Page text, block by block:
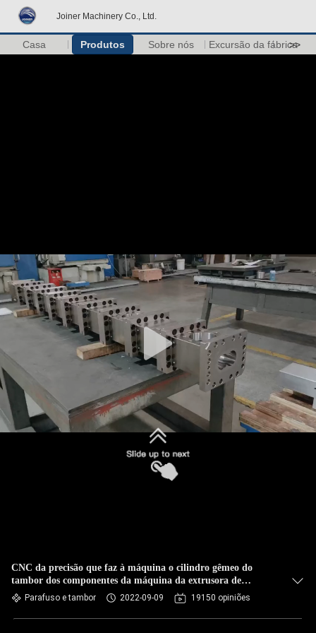
Joiner Machinery Co., Ltd.
Casa Produtos Sobre nós Excursão da fábrica
>>
CNC da precisão que faz à máquina o cilindro gêmeo do
tambor dos componentes da máquina da extrusora de
parafuso
Parafuso e tambor 2022-09-09 19150 opiniões